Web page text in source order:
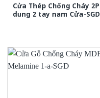
Cửa Thép Chống Cháy 2P
dung 2 tay nam Cửa-SGD